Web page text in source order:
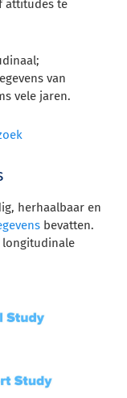
attitudes te
van
vele jaren.
herhaalbaar en
bevatten.
longitudinale